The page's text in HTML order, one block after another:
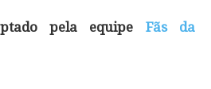
pela equipe Fãs da